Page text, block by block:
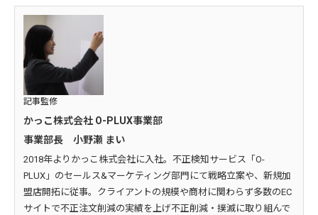
記事監修
かっこ株式会社 O-PLUX事業部
事業部長 小野瀬 まい
2018年よりかっこ株式会社に入社。不正検知サービス「O-
PLUX」のセールス&マーケティング部門にて戦略立案や、新規加
盟店開拓に従事。クライアントの規模や商材に関わらず多数のEC
サイトで不正注文削減の実績を上げ不正削減・撲滅に取り組んで